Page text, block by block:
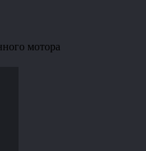
мотора